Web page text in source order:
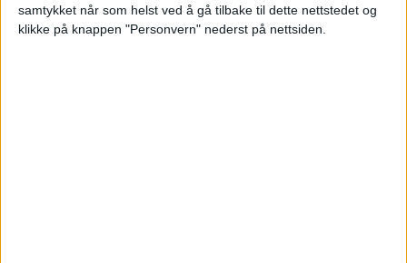
samtykket når som helst ved å gå tilbake til dette nettstedet og
klikke på knappen "Personvern" nederst på nettsiden.